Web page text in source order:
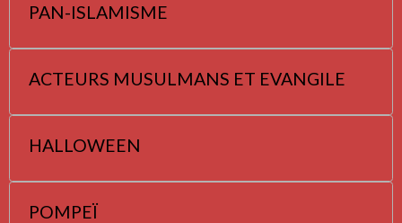
PAN-ISLAMISME
ACTEURS MUSULMANS ET EVANGILE
HALLOWEEN
POMPEÏ